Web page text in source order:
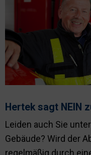
Hertek sagt NEIN
Leiden auch Sie
Gebäude? Wird der